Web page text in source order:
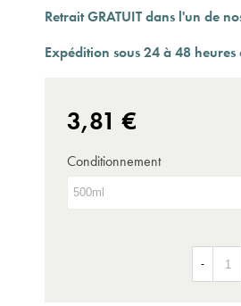
Retrait GRATUIT dans l'un de
Expédition sous 24 à 48
3,81 €
-
Conditionnement